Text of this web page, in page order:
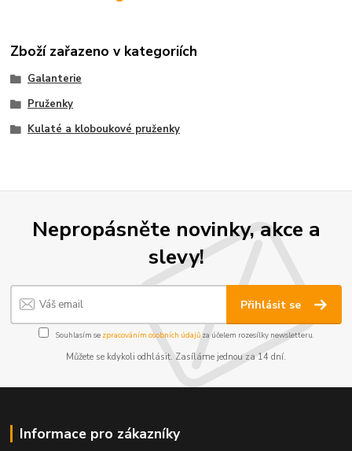
Zboží zařazeno v kategoriích
Galanterie
Pruženky
Kulaté a kloboukové pruženky
Nepropásněte novinky, akce a
slevy!
Přihlásit se
Souhlasím se zpracováním osobních údajůza účelem rozesílky newsletteru.
Můžete se kdykoli odhlásit. Zasíláme jednou za 14 dní.
Informace pro zákazníky